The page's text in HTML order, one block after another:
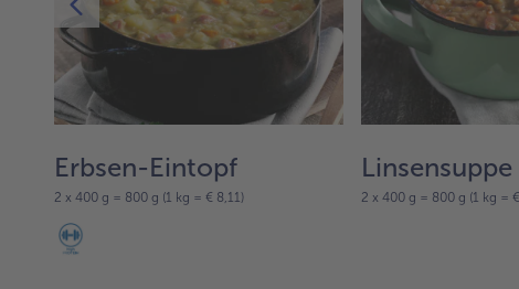
Erbsen-Eintopf
2 x 400 g = 800 g (1 kg = € 8,11)
Linsensuppe
2 x 400 g = 800 g (1 kg =